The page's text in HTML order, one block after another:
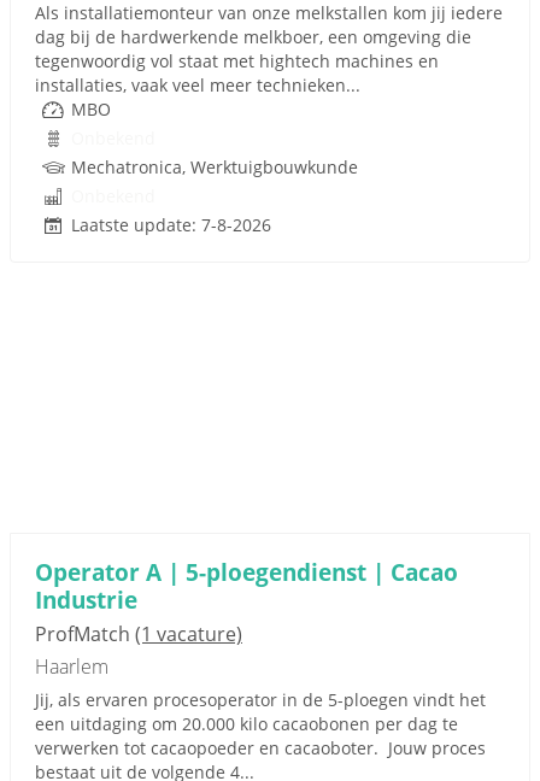
Als installatiemonteur van onze melkstallen kom jij iedere
dag bij de hardwerkende melkboer, een omgeving die
tegenwoordig vol staat met hightech machines en
installaties, vaak veel meer technieken...
MBO
Mechatronica, Werktuigbouwkunde
Laatste update: 7-8-2026
Operator A | 5-ploegendienst | Cacao
Industrie
ProfMatch (1 vacature)
Haarlem
Jij, als ervaren procesoperator in de 5-ploegen vindt het
een uitdaging om 20.000 kilo cacaobonen per dag te
verwerken tot cacaopoeder en cacaoboter. Jouw proces
bestaat uit de volgende 4...